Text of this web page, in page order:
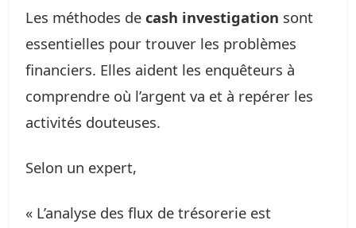
Les méthodes de cash investigation sont
essentielles pour trouver les problèmes
financiers. Elles aident les enquêteurs à
comprendre où l’argent va et à repérer les
activités douteuses.
Selon un expert,
« L’analyse des flux de trésorerie est